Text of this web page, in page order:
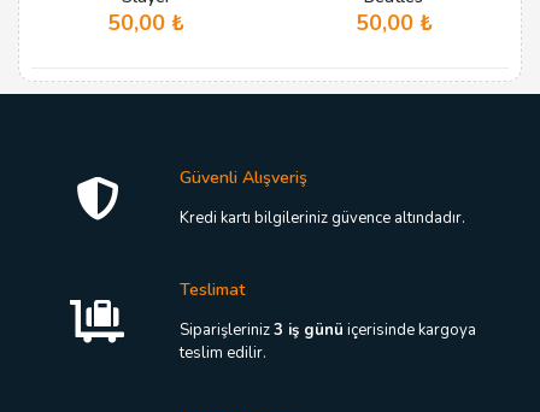
50,00 ₺ 50,00 ₺
Güvenli Alışveriş
Kredi kartı bilgileriniz güvence altındadır.
Teslimat
Siparişleriniz3 iş günü içerisinde kargoya
teslim edilir.